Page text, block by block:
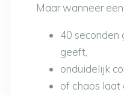
Maar wanneer
40 seconden
geeft,
onduidelijk
of chaos laat